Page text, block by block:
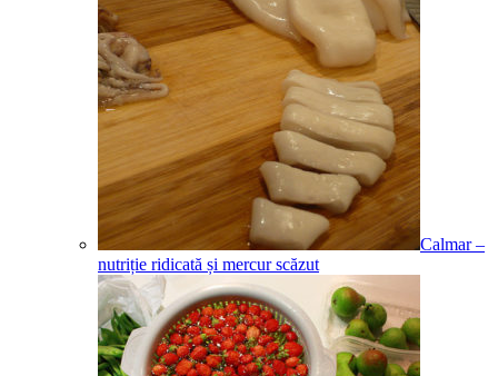
Calmar –
nutriție ridicată și mercur scăzut